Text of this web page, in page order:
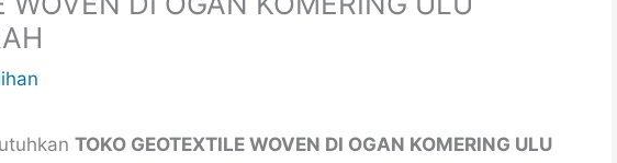
TOKO GEOTEXTILE WOVEN DI OGAN KOMERING ULU